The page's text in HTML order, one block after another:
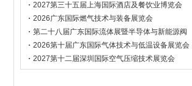
2027第三十五届上海国际酒店及餐饮业博览会
2026广东国际燃气技术与装备展览会
第二十八届广东国际流体展暨半导体与新能源阀
门管道展览会
2026第十届广东国际气体技术与低温设备展览会
2027第十二届深圳国际空气压缩技术展览会